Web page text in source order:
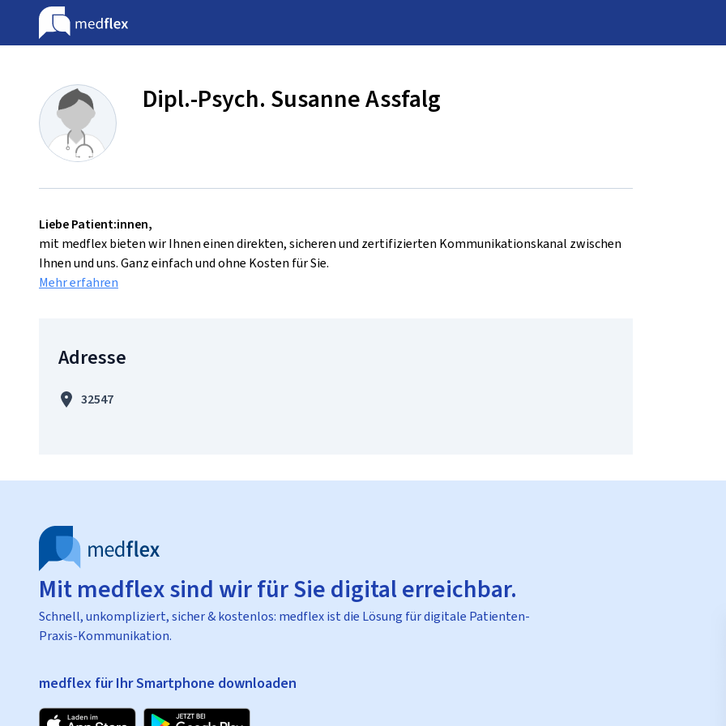
Dipl.-Psych. Susanne Assfalg
Liebe Patient:innen,
mit medflex bieten wir Ihnen einen direkten, sicheren und zertifizierten Kommunikationskanal zwischen
Ihnen und uns. Ganz einfach und ohne Kosten für Sie.
Mehr erfahren
Adresse
32547
Mit medflex sind wir für Sie digital erreichbar.
Schnell, unkompliziert, sicher & kostenlos: medflex ist die Lösung für digitale Patienten-
Praxis-Kommunikation.
medflex für Ihr Smartphone downloaden